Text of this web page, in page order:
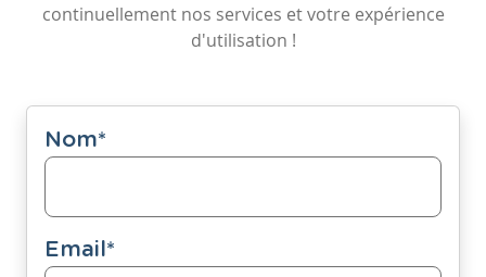
continuellement nos services et votre expérience
d'utilisation !
Nom*
Email*